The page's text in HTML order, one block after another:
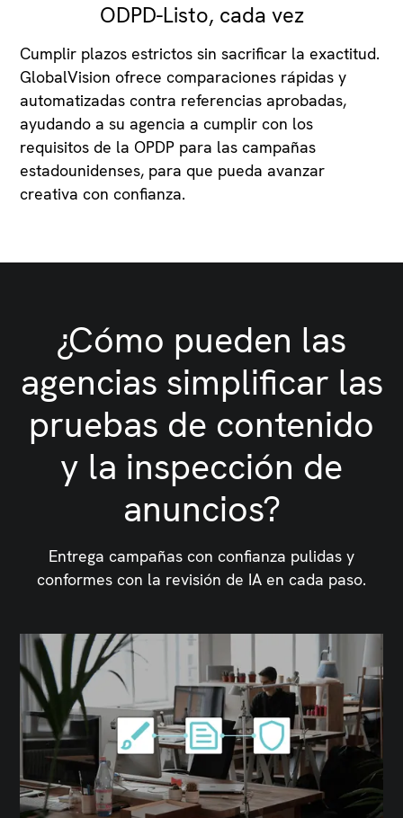
ODPD-Listo, cada vez
Cumplir plazos estrictos sin sacrificar la exactitud.
GlobalVision ofrece comparaciones rápidas y
automatizadas contra referencias aprobadas,
ayudando a su agencia a cumplir con los
requisitos de la OPDP para las campañas
estadounidenses, para que pueda avanzar
creativa con confianza.
¿Cómo pueden las
agencias simplificar las
pruebas de contenido
y la inspección de
anuncios?
Entrega campañas con confianza pulidas y
conformes con la revisión de IA en cada paso.